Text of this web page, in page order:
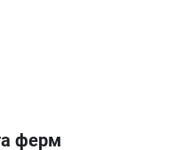
сухой
ферм